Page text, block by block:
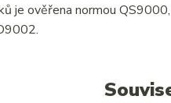
je ověřena normou